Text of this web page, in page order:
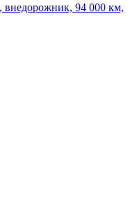
внедорожник, 94 000 км,